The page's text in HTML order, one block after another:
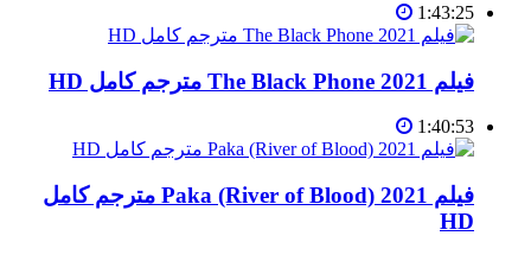
1:43:25
فيلم The Black Phone 2021 مترجم كامل HD
1:40:53
فيلم Paka (River of Blood) 2021 مترجم كامل
HD